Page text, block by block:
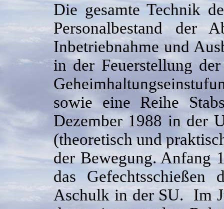
Die gesamte Technik
Personalbestand der
Inbetriebnahme und
in der Feuerstellung
sowie eine Reihe
Dezember 1988 in der
(theoretisch und
der Bewegung. Anfang
das
Aschulk in der SU. Im